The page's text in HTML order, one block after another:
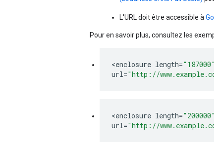
L'URL doit être accessible à
Pour en savoir plus, consultez les
<enclosure length="187000"
url="http://
<enclosure length="200000"
url="http://